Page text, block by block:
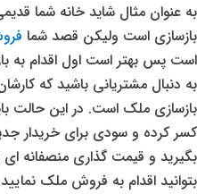
به عنوان مثال شاید خانه شما
بازسازی است ولیکن قصد شما
است پس بهتر است اول اقدام به
به دنبال مشتریانی باشید که
بازسازی ملک است. در این حالت
کسر کرده و سودی برای خریدار
بگیرید و قیمت گذاری منصفانه ای
بتوانید اقدام به فروش ملک